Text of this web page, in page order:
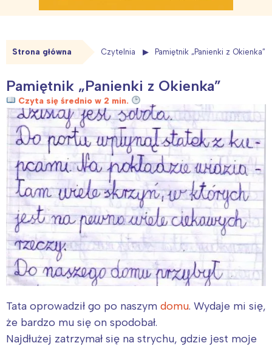
Strona główna Czytelnia Pamiętnik „Panienki z Okienka”
Pamiętnik „Panienki z Okienka”
Czyta się średnio w 2 min.
Tata oprowadził go po naszym domu. Wydaje mi się,
że bardzo mu się on spodobał.
Najdłużej zatrzymał się na strychu, gdzie jest moje